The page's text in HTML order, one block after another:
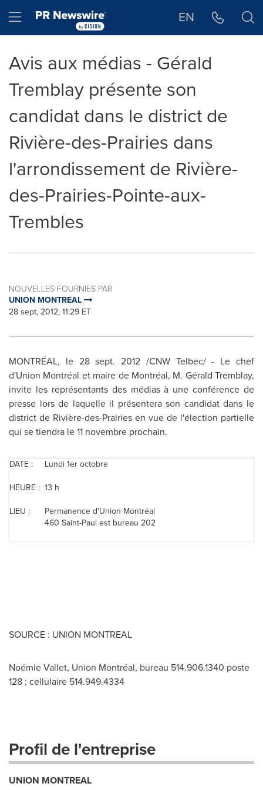
Hamburger menu EN
Avis aux médias - Gérald
Tremblay présente son
candidat dans le district de
Rivière-des-Prairies dans
l'arrondissement de Rivière-
des-Prairies-Pointe-aux-
Trembles
NOUVELLES FOURNIES PAR
UNION MONTREAL
28 sept, 2012, 11:29 ET
MONTRÉAL, le 28 sept. 2012 /CNW Telbec/ - Le chef
d'Union Montréal et maire de Montréal, M. Gérald Tremblay,
invite les représentants des médias à une conférence de
presse lors de laquelle il présentera son candidat dans le
district de Rivière-des-Prairies en vue de l'élection partielle
qui se tiendra le 11 novembre prochain.
DATE :
Lundi 1er octobre
HEURE : 13 h
LIEU :
Permanence d'Union Montréal
460 Saint-Paul est bureau 202
SOURCE : UNION MONTREAL
Noémie Vallet, Union Montréal, bureau 514.906.1340 poste
128 ; cellulaire 514.949.4334
Profil de l'entreprise
UNION MONTREAL